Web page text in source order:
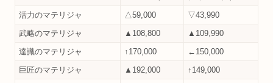
活力のマテリジャ
△59,000
▽43,990
武略のマテリジャ
▲108,800
▲109,990
達識のマテリジャ
↑170,000
←150,000
巨匠のマテリジャ
▲192,000
↑149,000